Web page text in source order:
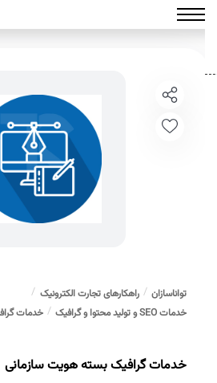
تواناسازان
راهکارهای تجارت الکترونیک
خدمات SEO و تولید محتوا و گرافیک
خدمات
خدمات گرافیک بسته هویت سازمانی